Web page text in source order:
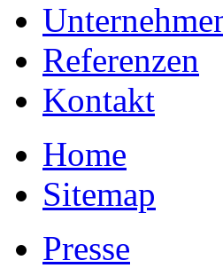
Referenzen
Kontakt
Home
Sitemap
Presse